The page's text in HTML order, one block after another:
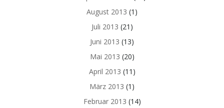
August 2013 (1)
Juli 2013 (21)
Juni 2013 (13)
Mai 2013 (20)
April 2013 (11)
März 2013 (1)
Februar 2013 (14)